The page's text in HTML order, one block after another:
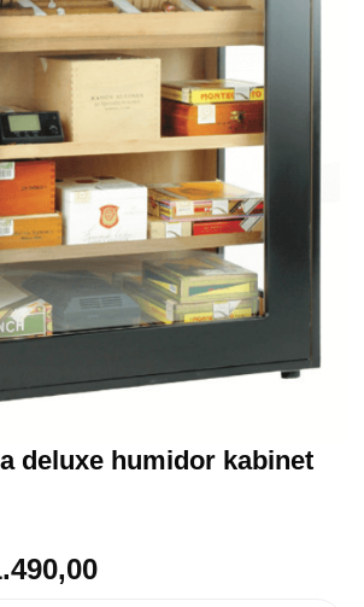
deluxe humidor kabinet
Huidige